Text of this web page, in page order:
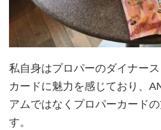
私自身はプロパーのダイナー
カードに魅力を感じており、
アムではなくプロパーカード
す。